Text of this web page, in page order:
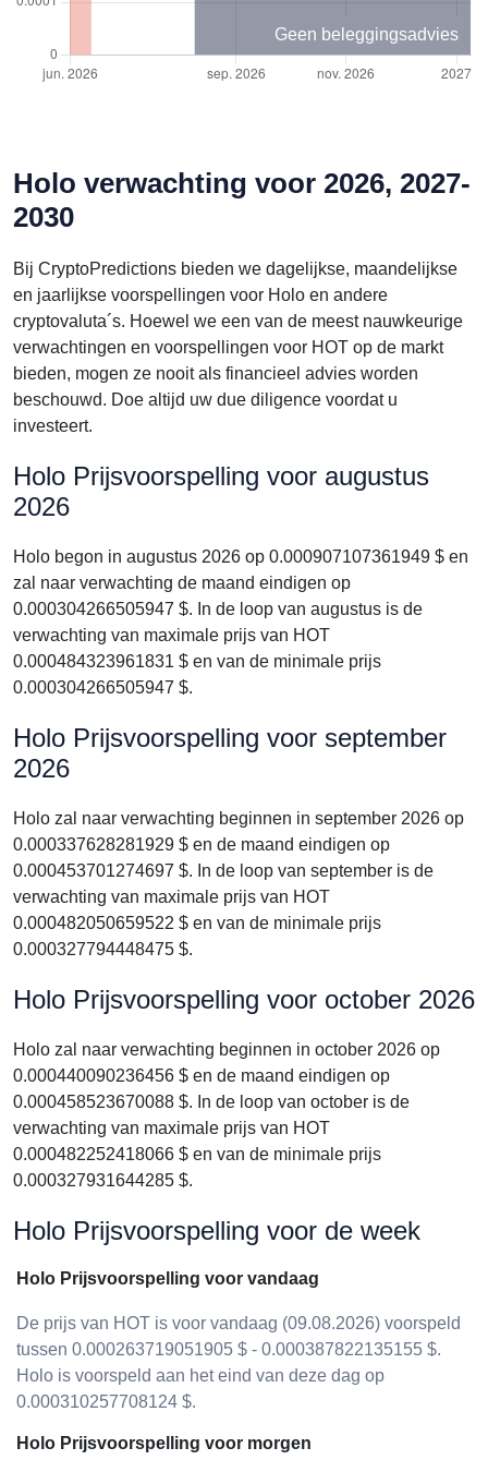
Geen beleggingsadvies
Holo verwachting voor 2026, 2027-
2030
Bij CryptoPredictions bieden we dagelijkse, maandelijkse
en jaarlijkse voorspellingen voor Holo en andere
cryptovaluta´s. Hoewel we een van de meest nauwkeurige
verwachtingen en voorspellingen voor HOT op de markt
bieden, mogen ze nooit als financieel advies worden
beschouwd. Doe altijd uw due diligence voordat u
investeert.
Holo Prijsvoorspelling voor augustus
2026
Holo begon in augustus 2026 op 0.000907107361949 $ en
zal naar verwachting de maand eindigen op
0.000304266505947 $. In de loop van augustus is de
verwachting van maximale prijs van HOT
0.000484323961831 $ en van de minimale prijs
0.000304266505947 $.
Holo Prijsvoorspelling voor september
2026
Holo zal naar verwachting beginnen in september 2026 op
0.000337628281929 $ en de maand eindigen op
0.000453701274697 $. In de loop van september is de
verwachting van maximale prijs van HOT
0.000482050659522 $ en van de minimale prijs
0.000327794448475 $.
Holo Prijsvoorspelling voor october 2026
Holo zal naar verwachting beginnen in october 2026 op
0.000440090236456 $ en de maand eindigen op
0.000458523670088 $. In de loop van october is de
verwachting van maximale prijs van HOT
0.000482252418066 $ en van de minimale prijs
0.000327931644285 $.
Holo Prijsvoorspelling voor de week
Holo Prijsvoorspelling voor vandaag
De prijs van HOT is voor vandaag (09.08.2026) voorspeld
tussen 0.000263719051905 $ - 0.000387822135155 $.
Holo is voorspeld aan het eind van deze dag op
0.000310257708124 $.
Holo Prijsvoorspelling voor morgen